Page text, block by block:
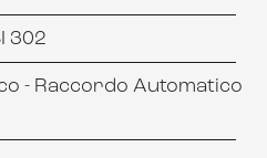
302
- Raccordo Automatico